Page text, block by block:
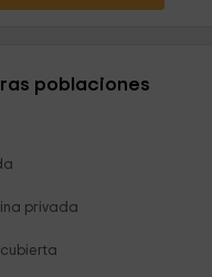
poblaciones
privada